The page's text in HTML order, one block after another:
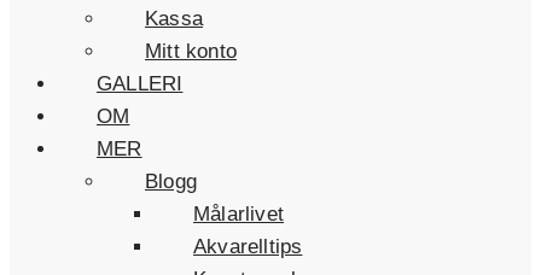
Kassa
Mitt konto
GALLERI
OM
MER
Blogg
Målarlivet
Akvarelltips